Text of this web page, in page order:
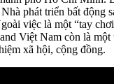
phát triển bất động
việc là một “tay
Việt Nam còn là một
xã hội, cộng đồng.